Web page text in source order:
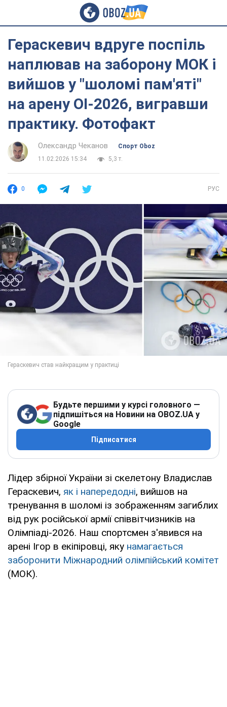
Гераскевич вдруге поспіль
наплював на заборону МОК і
вийшов у "шоломі пам'яті"
на арену ОІ-2026, вигравши
практику. Фотофакт
Олександр Чеканов
Спорт Oboz
11.02.2026 15:34
5,3 т.
0 РУС
Будьте першими у курсі головного —
підпишіться на Новини на OBOZ.UA у
Google
Підписатися
Лідер збірної України зі скелетону Владислав
Гераскевич, як і напередодні, вийшов на
тренування в шоломі із зображенням загиблих
від рук російської армії співвітчизників на
Олімпіаді-2026. Наш спортсмен з'явився на
арені Ігор в екіпіровці, яку намагається
заборонити Міжнародний олімпійський комітет
(МОК).